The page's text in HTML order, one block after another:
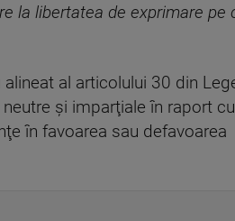
la libertatea de exprimare pe
al articolului 30 din
şi imparţiale în raport
în favoarea sau defavoarea